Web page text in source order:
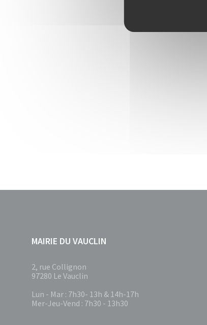
MAIRIE DU VAUCLIN
2, rue Collignon
97280 Le Vauclin
Lun - Mar : 7h30- 13h & 14h-17h
Mer-Jeu-Vend : 7h30 - 13h30